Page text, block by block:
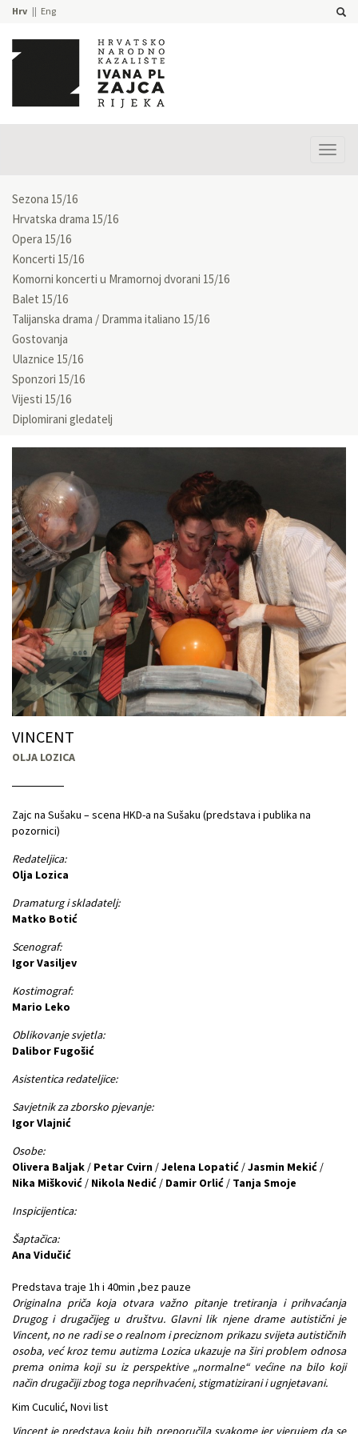
Hrv Eng
Sezona 15/16
Hrvatska drama 15/16
Opera 15/16
Koncerti 15/16
Komorni koncerti u Mramornoj dvorani 15/16
Balet 15/16
Talijanska drama / Dramma italiano 15/16
Gostovanja
Ulaznice 15/16
Sponzori 15/16
Vijesti 15/16
Diplomirani gledatelj
VINCENT
OLJA LOZICA
Zajc na Sušaku – scena HKD-a na Sušaku (predstava i publika na
pozornici)
Redateljica:
Olja Lozica
Dramaturg i skladatelj:
Matko Botić
Scenograf:
Igor Vasiljev
Kostimograf:
Mario Leko
Oblikovanje svjetla:
Dalibor Fugošić
Asistentica redateljice:
Savjetnik za zborsko pjevanje:
Igor Vlajnić
Osobe:
Olivera Baljak / Petar Cvirn /Jelena Lopatić /Jasmin Mekić /
Nika Mišković / Nikola Nedić / Damir Orlić / Tanja Smoje
Inspicijentica:
Šaptačica:
Ana Vidučić
Predstava traje 1h i 40min ,bez pauze
Originalna priča koja otvara važno pitanje tretiranja i prihvaćanja
Drugog i drugačijeg u društvu. Glavni lik njene drame autistični je
Vincent, no ne radi se o realnom i preciznom prikazu svijeta autističnih
osoba, već kroz temu autizma Lozica ukazuje na širi problem odnosa
prema onima koji su iz perspektive „normalne“ većine na bilo koji
način drugačiji zbog toga neprihvaćeni, stigmatizirani i ugnjetavani.
Kim Cuculić, Novi list
Vincent je predstava koju bih preporučila svakome jer vjerujem da se